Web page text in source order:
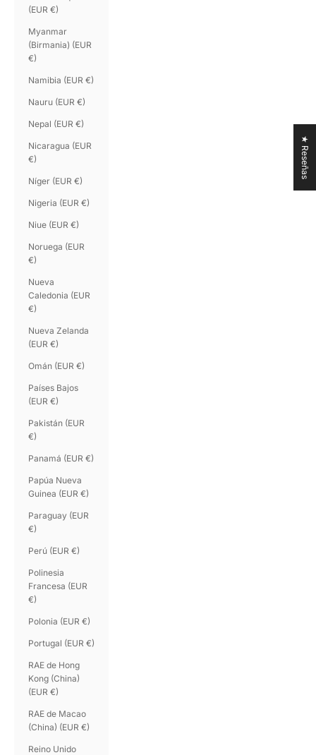
(EUR €)
Myanmar
(Birmania) (EUR
€)
Namibia (EUR €)
Nauru (EUR €)
Nepal (EUR €)
Nicaragua (EUR
€)
Níger (EUR €)
Nigeria (EUR €)
Niue (EUR €)
Noruega (EUR
€)
Nueva
Caledonia (EUR
€)
Nueva Zelanda
(EUR €)
Omán (EUR €)
Países Bajos
(EUR €)
Pakistán (EUR
€)
Panamá (EUR €)
Papúa Nueva
Guinea (EUR €)
Paraguay (EUR
€)
Perú (EUR €)
Polinesia
Francesa (EUR
€)
Polonia (EUR €)
Portugal (EUR €)
RAE de Hong
Kong (China)
(EUR €)
RAE de Macao
(China) (EUR €)
Reino Unido
★ Reseñas